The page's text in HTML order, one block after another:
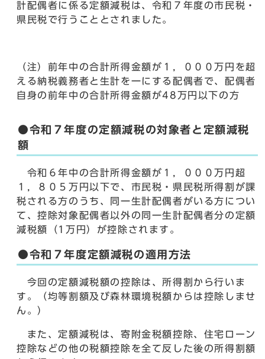
計配偶者に係る定額減税は、令和７年度の市民税・
県民税で行うこととされました。
（注）前年中の合計所得金額が１，０００万円を超
える納税義務者と生計を一にする配偶者で、配偶者
自身の前年中の合計所得金額が48万円以下の方
●令和７年度の定額減税の対象者と定額減税
額
令和６年中の合計所得金額が１，０００万円超
１，８０５万円以下で、市民税・県民税所得割が課
税される方のうち、同一生計配偶者がいる方につい
て、控除対象配偶者以外の同一生計配偶者分の定額
減税額（1万円）が控除されます。
●令和７年度定額減税の適用方法
今回の定額減税額の控除は、所得割から行いま
す。（均等割額及び森林環境税額からは控除しませ
ん。）
また、定額減税は、寄附金税額控除、住宅ローン
控除などの他の税額控除を全て反した後の所得割額